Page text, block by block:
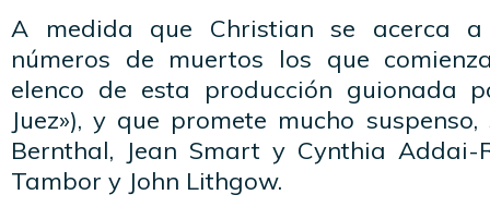
A medida que Christian se acerca
números de muertos los que
elenco de esta producción guionada
Juez»), y que promete mucho
Bernthal, Jean Smart y Cynthia Addai-
Tambor y John Lithgow.